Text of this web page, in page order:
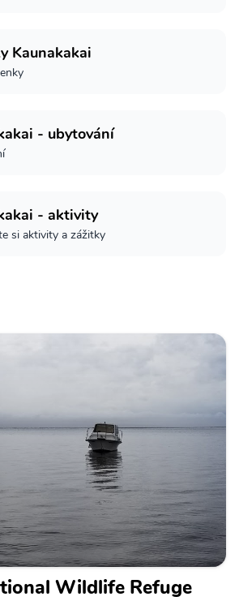
Kaunakakai
- ubytování
- aktivity
si aktivity a zážitky
Wildlife Refuge